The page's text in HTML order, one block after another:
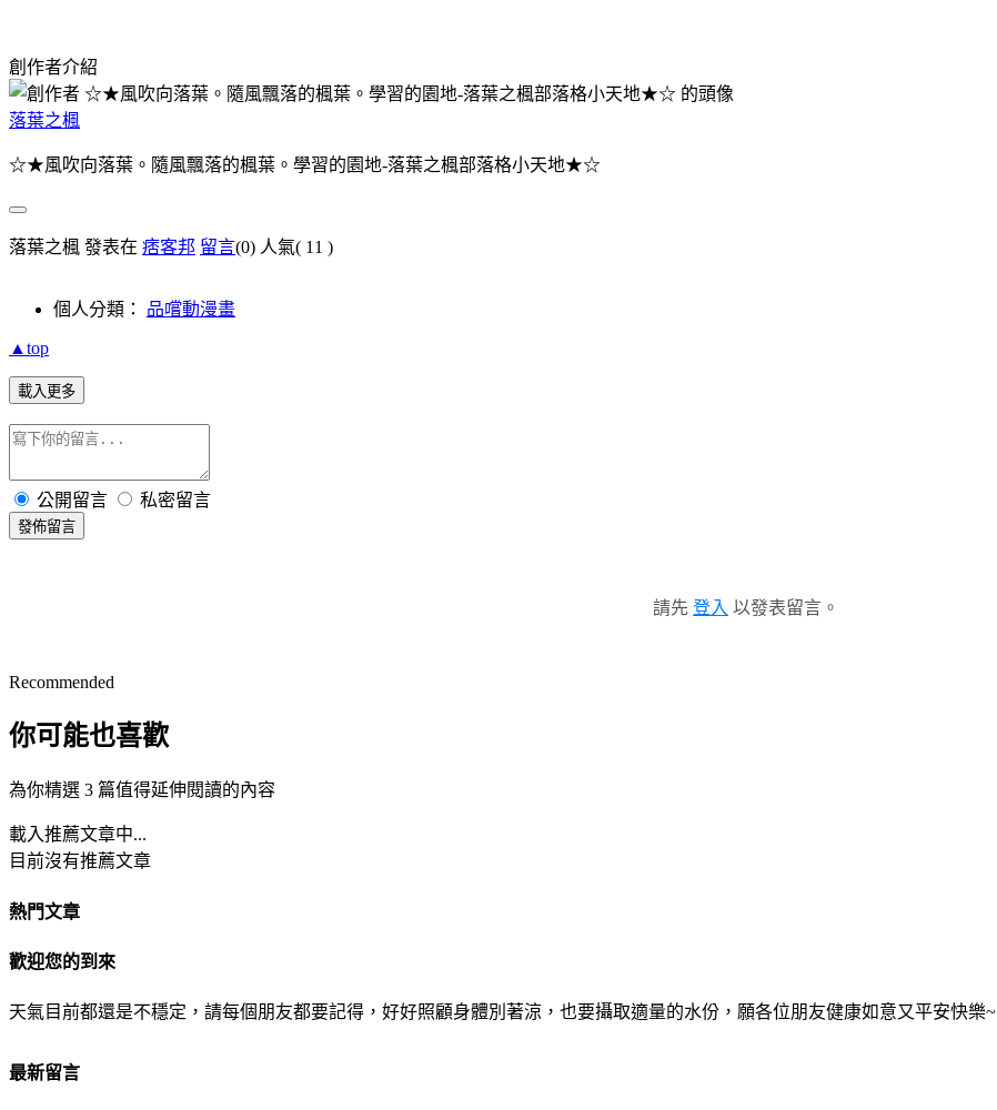
創作者介紹
落葉之楓
☆★風吹向落葉。隨風飄落的楓葉。學習的園地-落葉之楓部落格小天地★☆
落葉之楓 發表在 痞客邦 留言(0) 人氣( 11 )
個人分類： 品嚐動漫畫
▲top
載入更多
公開留言 私密留言
發佈留言
請先 登入 以發表留言。
Recommended
你可能也喜歡
為你精選 3 篇值得延伸閱讀的內容
載入推薦文章中...
目前沒有推薦文章
熱門文章
歡迎您的到來
天氣目前都還是不穩定，請每個朋友都要記得，好好照顧身體別著涼，也要攝取適量的水份，願各位朋友健康如意又平安快樂~
最新留言